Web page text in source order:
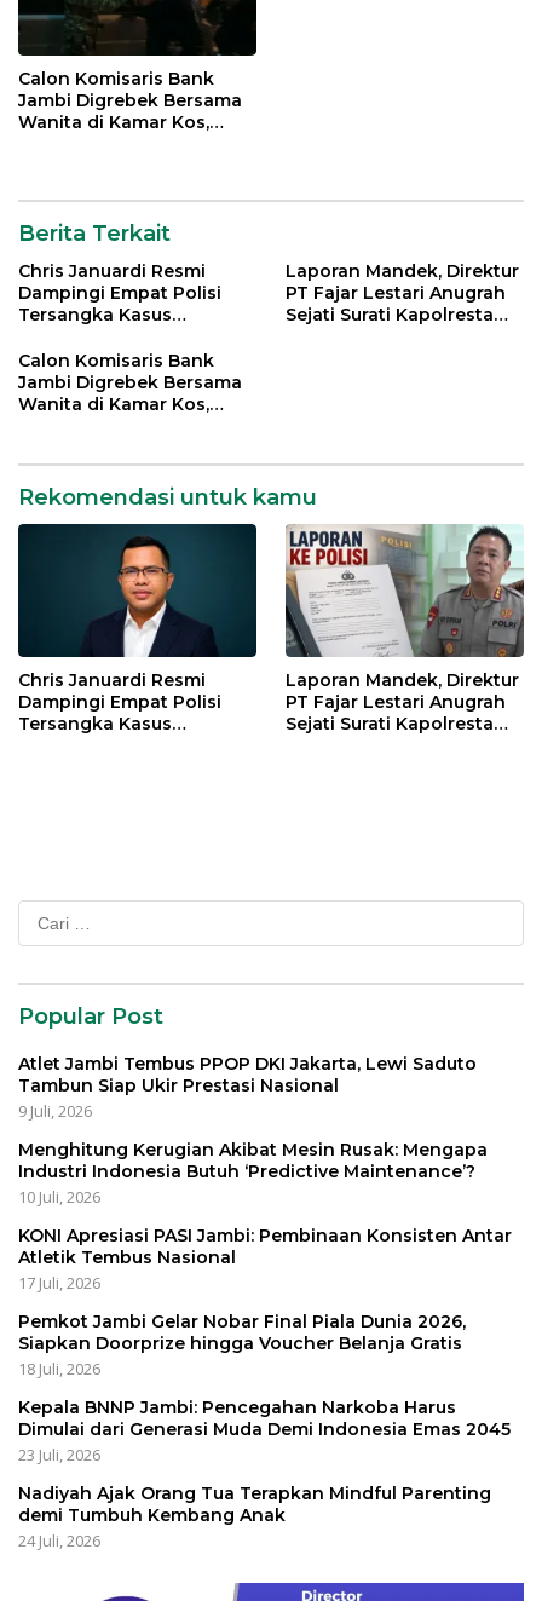
Calon Komisaris Bank
Jambi Digrebek Bersama
Wanita di Kamar Kos,
Berita Terkait
Chris Januardi Resmi
Dampingi Empat Polisi
Tersangka Kasus
EWS
Laporan Mandek, Direktur
PT Fajar Lestari Anugrah
Sejati Surati Kapolresta
Calon Komisaris Bank
Jambi Digrebek Bersama
Wanita di Kamar Kos,
Rekomendasi untuk kamu
Chris Januardi Resmi
Dampingi Empat Polisi
Tersangka Kasus
Laporan Mandek, Direktur
PT Fajar Lestari Anugrah
Sejati Surati Kapolresta
Cari
untuk:
Popular Post
Atlet Jambi Tembus PPOP DKI Jakarta, Lewi Saduto
Tambun Siap Ukir Prestasi Nasional
9 Juli, 2026
Menghitung Kerugian Akibat Mesin Rusak: Mengapa
Industri Indonesia Butuh ‘Predictive Maintenance’?
10 Juli, 2026
KONI Apresiasi PASI Jambi: Pembinaan Konsisten Antar
Atletik Tembus Nasional
17 Juli, 2026
Pemkot Jambi Gelar Nobar Final Piala Dunia 2026,
Siapkan Doorprize hingga Voucher Belanja Gratis
18 Juli, 2026
Kepala BNNP Jambi: Pencegahan Narkoba Harus
Dimulai dari Generasi Muda Demi Indonesia Emas 2045
23 Juli, 2026
Nadiyah Ajak Orang Tua Terapkan Mindful Parenting
demi Tumbuh Kembang Anak
24 Juli, 2026